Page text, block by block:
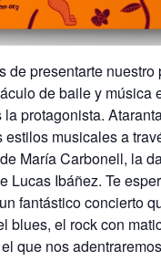
de presentarte nuestro
de baile y música
protagonista.
estilos musicales a
María Carbonell, la
Lucas Ibáñez. Te
fantástico concierto
blues, el rock con
que nos